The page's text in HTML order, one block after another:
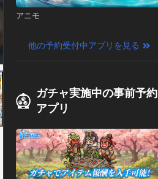
アニモ
他の予約受付中アプリを見る
ガチャ実施中の事前予約
アプリ